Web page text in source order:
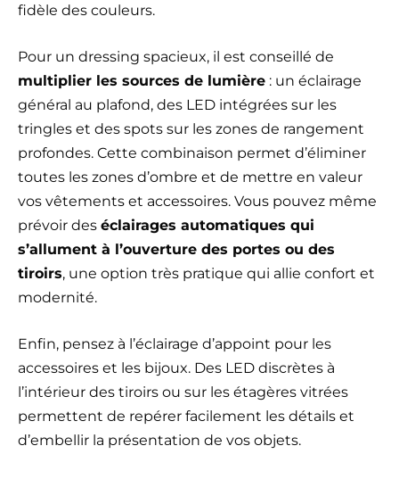
fidèle des couleurs.
Pour un dressing spacieux, il est conseillé de
multiplier les sources de lumière : un éclairage
général au plafond, des LED intégrées sur les
tringles et des spots sur les zones de rangement
profondes. Cette combinaison permet d’éliminer
toutes les zones d’ombre et de mettre en valeur
vos vêtements et accessoires. Vous pouvez même
prévoir des éclairages automatiques qui
s’allument à l’ouverture des portes ou des
tiroirs, une option très pratique qui allie confort et
modernité.
Enfin, pensez à l’éclairage d’appoint pour les
accessoires et les bijoux. Des LED discrètes à
l’intérieur des tiroirs ou sur les étagères vitrées
permettent de repérer facilement les détails et
d’embellir la présentation de vos objets.